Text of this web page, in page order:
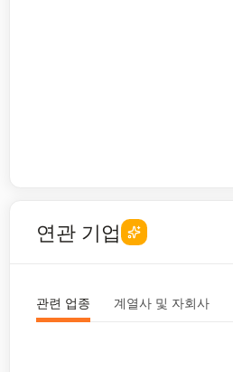
연관 기업
관련 업종 계열사 및 자회사